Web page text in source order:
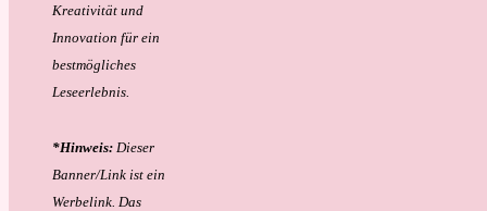
Kreativität und
Innovation für ein
bestmögliches
Leseerlebnis.
*Hinweis: Dieser
Banner/Link ist ein
Werbelink. Das